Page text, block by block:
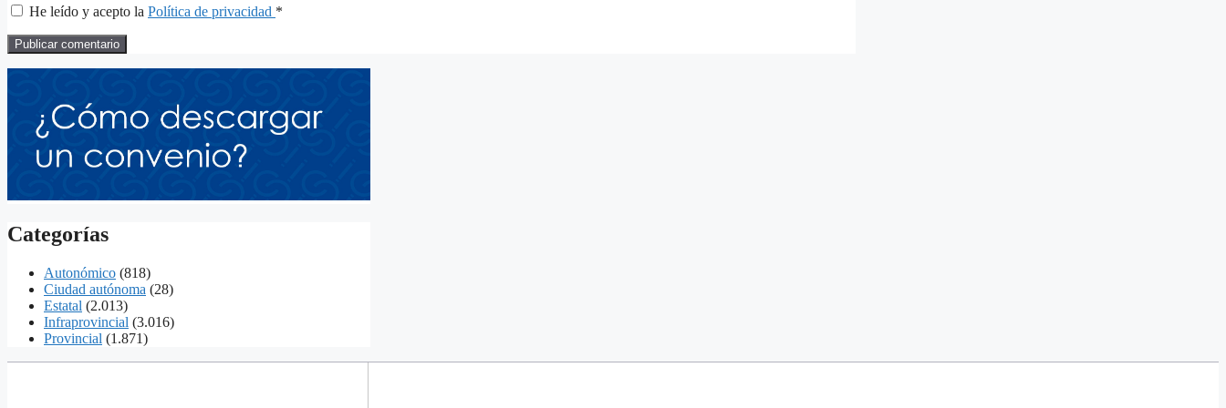
He leído y acepto la Política de privacidad *
Categorías
Autonómico (818)
Ciudad autónoma (28)
Estatal (2.013)
Infraprovincial (3.016)
Provincial (1.871)